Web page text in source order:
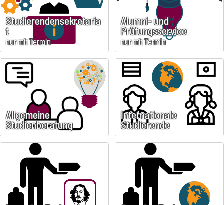
Studierendensekretaria
t
nur mit Termin
Alumni- und
Prüfungsservice
nur mit Termin
Allgemeine
Studienberatung
Internationale
Studierende